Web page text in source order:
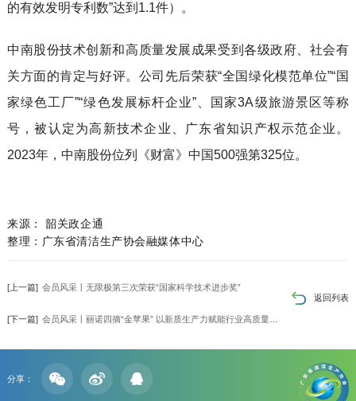
的有效发明专利数”达到1.1件）。
中南股份技术创新和高质量发展成果受到各级政府、社会有
关方面的肯定与好评。公司先后荣获“全国绿化模范单位”“国
家绿色工厂”“绿色发展标杆企业”、国家3A级旅游景区等称
号，被认定为高新技术企业、广东省知识产权示范企业。
2023年，中南股份位列《财富》中国500强第325位。
来源： 韶关政企通
整理：广东省清洁生产协会融媒体中心
返回列表
[上一篇] 会员风采丨无限极第三次荣获“国家科学技术进步奖”
[下一篇] 会员风采丨丽诺四摘“金苹果” 以新质生产力赋能行业高质量发展
分享：